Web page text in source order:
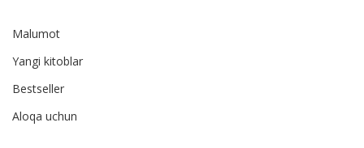
Malumot
Yangi kitoblar
Bestseller
Aloqa uchun